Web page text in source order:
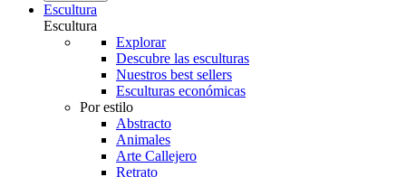
Escultura
Escultura
Explorar
Descubre las esculturas
Nuestros best sellers
Esculturas económicas
Por estilo
Abstracto
Animales
Arte Callejero
Retrato